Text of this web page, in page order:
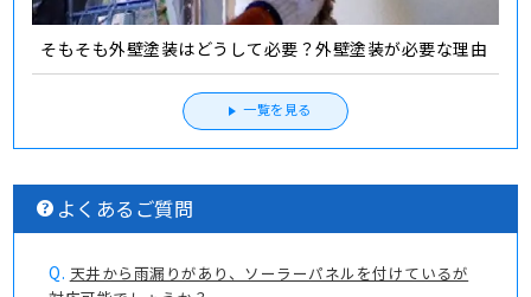
そもそも外壁塗装はどうして必要？外壁塗装が必要な理由
一覧を見る
よくあるご質問
Q. 天井から雨漏りがあり、ソーラーパネルを付けているが